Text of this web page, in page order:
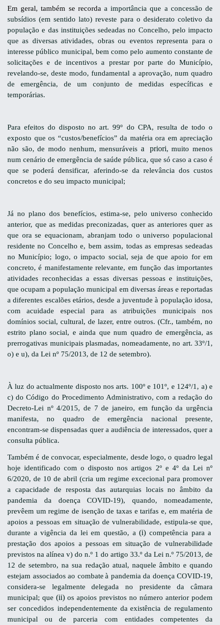
Em geral, também se recorda a importância que a concessão de
subsídios (em sentido lato) reveste para o desiderato coletivo da
população e das instituições sedeadas no Concelho, pelo impacto
que as diversas atividades, obras ou eventos representa para o
interesse público municipal, bem como pelo aumento constante de
solicitações e de incentivos a prestar por parte do Município,
revelando-se, deste modo, fundamental a aprovação, num quadro
de emergência, de um conjunto de medidas específicas e
temporárias.
Para efeitos do disposto no art. 99º do CPA, resulta de todo o
exposto que os “custos/benefícios” da matéria ora em apreciação
não são, de modo nenhum, mensuráveis a priori, muito menos
num cenário de emergência de saúde pública, que só caso a caso é
que se poderá densificar, aferindo-se da relevância dos custos
concretos e do seu impacto municipal;
Já no plano dos benefícios, estima-se, pelo universo conhecido
anterior, que as medidas preconizadas, quer as anteriores quer as
que ora se equacionam, abranjam todo o universo populacional
residente no Concelho e, bem assim, todas as empresas sedeadas
no Município; logo, o impacto social, seja de que apoio for em
concreto, é manifestamente relevante, em função das importantes
atividades reconhecidas a essas diversas pessoas e instituições,
que ocupam a população municipal em diversas áreas e reportadas
a diferentes escalões etários, desde a juventude à população idosa,
com acuidade especial para as atribuições municipais nos
domínios social, cultural, de lazer, entre outros. (Cfr., também, no
estrito plano social, e ainda que num quadro de emergência, as
prerrogativas municipais plasmadas, nomeadamente, no art. 33º/1,
o) e u), da Lei nº 75/2013, de 12 de setembro).
À luz do actualmente disposto nos arts. 100º e 101º, e 124º/1, a) e
c) do Código do Procedimento Administrativo, com a redação do
Decreto-Lei nº 4/2015, de 7 de janeiro, em função da urgência
manifesta, no quadro de emergência nacional presente,
encontram-se dispensadas quer a audiência de interessados, quer a
consulta pública.
Também é de convocar, especialmente, desde logo, o quadro legal
hoje identificado com o disposto nos artigos 2º e 4º da Lei nº
6/2020, de 10 de abril (cria um regime excecional para promover
a capacidade de resposta das autarquias locais no âmbito da
pandemia da doença COVID-19), quando, nomeadamente,
prevêem um regime de isenção de taxas e tarifas e, em matéria de
apoios a pessoas em situação de vulnerabilidade, estipula-se que,
durante a vigência da lei em questão, a(i) competência para a
prestação dos apoios a pessoas em situação de vulnerabilidade
previstos na alínea v) do n.º 1 do artigo 33.º da Lei n.º 75/2013, de
12 de setembro, na sua redação atual, naquele âmbito e quando
estejam associados ao combate à pandemia da doença COVID-19,
considera-se legalmente delegada no presidente da câmara
municipal; que (ii) os apoios previstos no número anterior podem
ser concedidos independentemente da existência de regulamento
municipal ou de parceria com entidades competentes da